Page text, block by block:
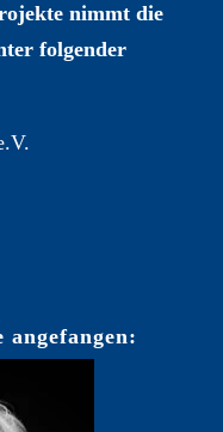
nimmt die
folgender